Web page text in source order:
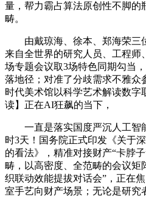
量，帮力霸占算法原创性不脚的
畴。
由戴琼海、徐本、郑海荣三
来自全世界的研究人员、工程师
场专题会议取3场特色同期勾当
落地径；对准了分歧需求不雅众
时代美术馆以科学艺术解读数字
读】正在AI狂飙的当下，
一直是落实国度严沉人工智
时3天！国务院正式印发《关于
的看法》，精准对接财产“卡脖
畴，以高密度、全范畴的会议矩
织联动效能提拔对话会”，正在
室手艺向财产场景；无论是研